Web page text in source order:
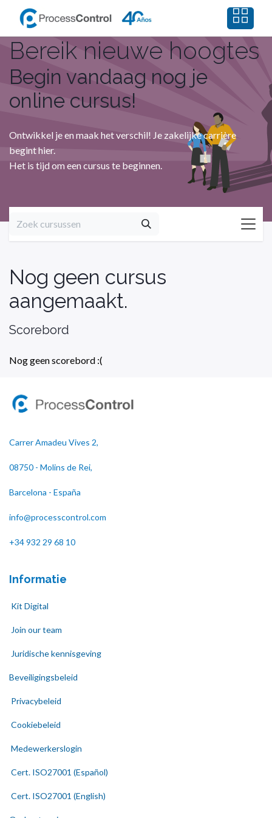
Overslaan naar inhoud
Bereik nieuwe hoogtes
Begin vandaag nog je
online cursus!
Ontwikkel je en maak het verschil! Je zakelijke carrière
begint hier.
Het is tijd om een cursus te beginnen.
Scorebord
Nog geen scorebord :(
Nog geen cursus
aangemaakt.
Carrer Amadeu Vives 2,
08750 - Molins de Rei,
Barcelona - España
info@processcontrol.com
+34 932 29 68 10
Informatie
Kit Digital
Join our team
Juridische kennisgeving
Beveiligingsbeleid
Privacybeleid
Cookiebeleid
Medewerkerslogin
Cert. ISO27001 (Español)
Cert. ISO27001 (English)